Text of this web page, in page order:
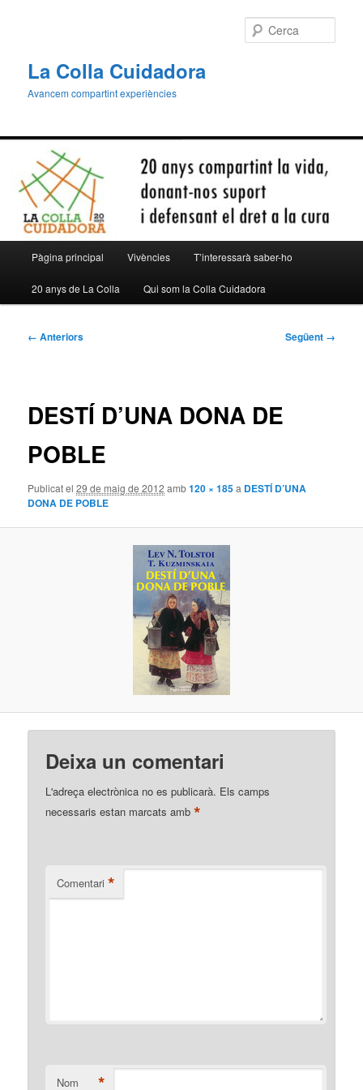
La Colla Cuidadora
Avancem compartint experiències
principal
Pàgina principal Vivències T’interessarà saber-ho
20 anys de La Colla Qui som la Colla Cuidadora
Navegació
← Anteriors Següent →
DESTÍ D’UNA DONA DE
POBLE
Publicat el29 de maig de 2012 amb120 × 185a DESTÍ D’UNA
DONA DE POBLE
Deixa un comentari
L'adreça electrònica no es publicarà. Els camps
necessaris estan marcats amb*
Comentari *
Nom *